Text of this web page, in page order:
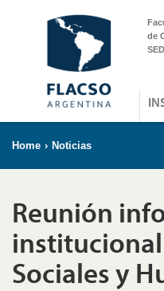
de
Home › Noticias
Reunión
institucional
Sociales y